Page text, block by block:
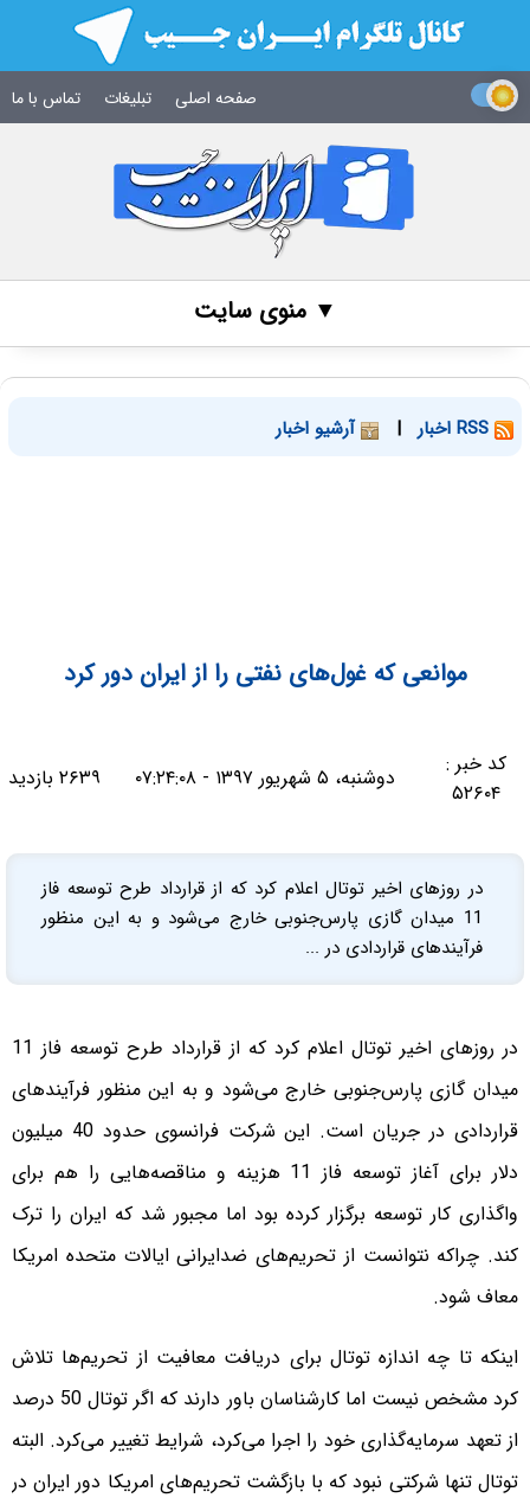
صفحه اصلی تبلیغات تماس با ما
▼ منوی سایت
| آرشیو اخبار
موانعی که غول‌های نفتی را از ایران دور کرد
کد خبر :
۵۲۶۰۴
دوشنبه، ۵ شهریور ۱۳۹۷ - ۰۷:۲۴:۰۸ ۲۶۳۹ بازدید
در روزهای اخیر توتال اعلام کرد که از قرارداد طرح توسعه فاز
11 میدان گازی پارس‌جنوبی خارج می‌شود و به این منظور
فرآیندهای قراردادی در ...
در روزهای اخیر توتال اعلام کرد که از قرارداد طرح توسعه فاز 11
میدان گازی پارس‌جنوبی خارج می‌شود و به این منظور فرآیندهای
قراردادی در جریان است. این شرکت فرانسوی حدود 40 میلیون
دلار برای آغاز توسعه فاز 11 هزینه و مناقصه‌هایی را هم برای
واگذاری کار توسعه برگزار کرده بود اما مجبور شد که ایران را ترک
کند. چراکه نتوانست از تحریم‌های ضدایرانی ایالات متحده امریکا
معاف شود.
اینکه تا چه اندازه توتال برای دریافت معافیت از تحریم‌ها تلاش
کرد مشخص نیست اما کارشناسان باور دارند که اگر توتال 50 درصد
از تعهد سرمایه‌گذاری خود را اجرا می‌کرد، شرایط تغییر می‌کرد. البته
توتال تنها شرکتی نبود که با بازگشت تحریم‌های امریکا دور ایران در